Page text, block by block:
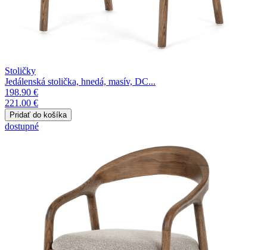
Stoličky
Jedálenská stolička, hnedá, masív, DC...
198.90 €
221.00 €
dostupné